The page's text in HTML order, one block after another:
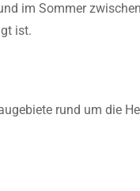
im Sommer
ist.
rund um die